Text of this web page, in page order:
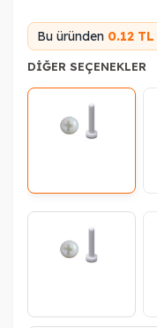
Bu üründen 0.12 TL
DIĞER SEÇENEKLER